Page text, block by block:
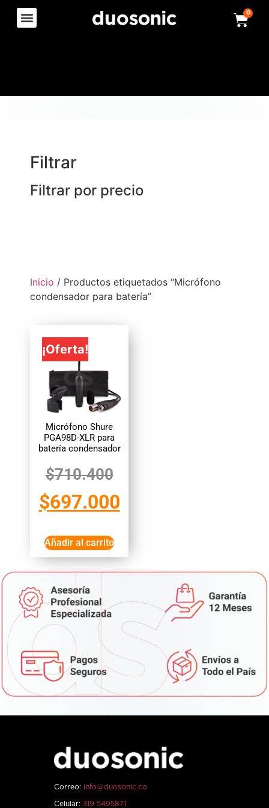
0
Filtrar
Filtrar por precio
Inicio / Productos etiquetados “Micrófono
condensador para batería”
¡Oferta!
Micrófono Shure
PGA98D-XLR para
batería condensador
$710.400
$697.000
Añadir al carrito
Correo: info@duosonic.co
Celular: 319 5495871